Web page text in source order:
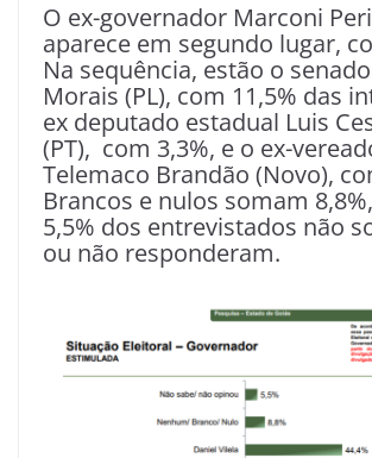
O ex-governador Marconi
aparece em segundo lugar,
Na sequência, estão o
Morais (PL), com 11,5% das
ex deputado estadual Luis
(PT), com 3,3%, e o ex-
Telemaco Brandão (Novo),
Brancos e nulos somam
5,5% dos entrevistados não
ou não responderam.